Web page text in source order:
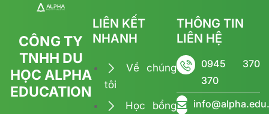
CÔNG TY
TNHH DU
HỌC ALPHA
EDUCATION
LIÊN KẾT
NHANH
Về chúng
tôi
Học bổng
THÔNG TIN
LIÊN HỆ
0945 370
370